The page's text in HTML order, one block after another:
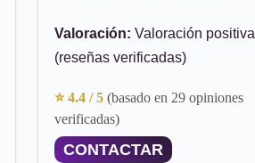
Valoración: Valoración positiva
(reseñas verificadas)
⭐ 4.4 / 5 (basado en 29 opiniones
verificadas)
CONTACTAR